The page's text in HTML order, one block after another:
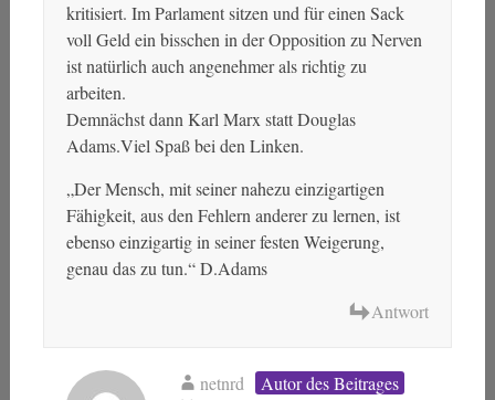
kritisiert. Im Parlament sitzen und für einen Sack
voll Geld ein bisschen in der Opposition zu Nerven
ist natürlich auch angenehmer als richtig zu
arbeiten.
Demnächst dann Karl Marx statt Douglas
Adams.Viel Spaß bei den Linken.
„Der Mensch, mit seiner nahezu einzigartigen
Fähigkeit, aus den Fehlern anderer zu lernen, ist
ebenso einzigartig in seiner festen Weigerung,
genau das zu tun.“ D.Adams
Antwort
netnrd
Autor des Beitrages